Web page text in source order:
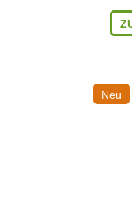
Neu